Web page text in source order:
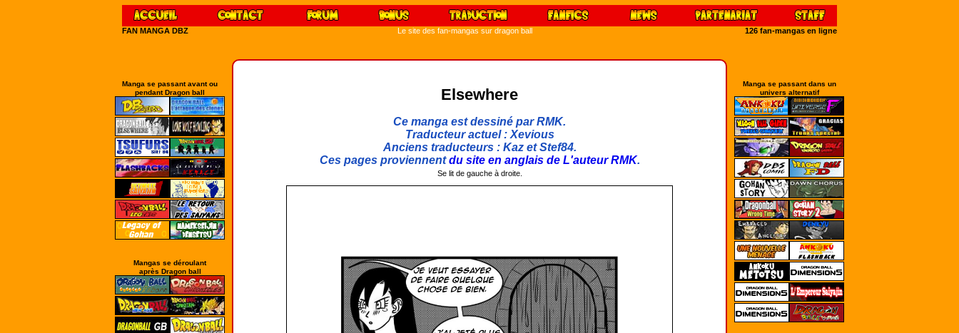
FAN MANGA DBZ Le site des fan-mangas sur dragon ball 126 fan-mangas en ligne
Manga se passant dans un
univers alternatif
Manga se passant avant ou
pendant Dragon ball
Mangas se déroulant
après Dragon ball
Elsewhere
Ce manga est dessiné par RMK.
Traducteur actuel : Xevious
Anciens traducteurs : Kaz et Stef84.
Ces pages proviennentdu site en anglais de L'auteur RMK.
Se lit de gauche à droite.